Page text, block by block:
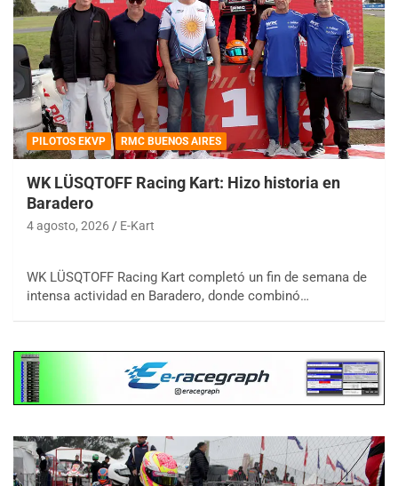
PILOTOS EKVP RMC BUENOS AIRES
WK LÜSQTOFF Racing Kart: Hizo historia en
Baradero
4 agosto, 2026 E-Kart
WK LÜSQTOFF Racing Kart completó un fin de semana de
intensa actividad en Baradero, donde combinó…